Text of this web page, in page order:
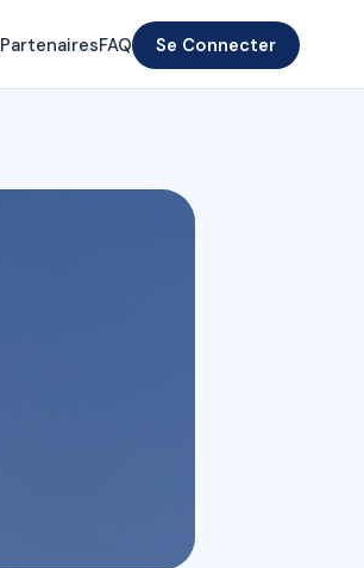
PartenairesFAQ Se Connecter